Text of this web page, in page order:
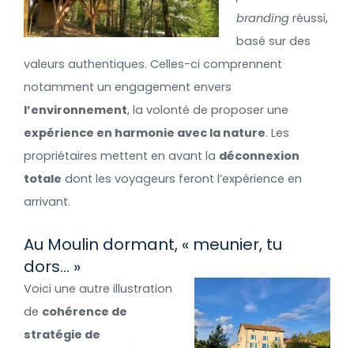
brandingréussi,
basé sur des
valeurs authentiques. Celles-ci comprennent
notamment un engagement envers
l’environnement, la volonté de proposer une
expérience en harmonie avec la nature. Les
propriétaires mettent en avant la déconnexion
totale dont les voyageurs feront l’expérience en
arrivant.
Au Moulin dormant, « meunier, tu
dors… »
Voici une autre illustration
de cohérence de
stratégie de